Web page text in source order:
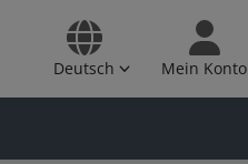
Deutsch Mein Konto